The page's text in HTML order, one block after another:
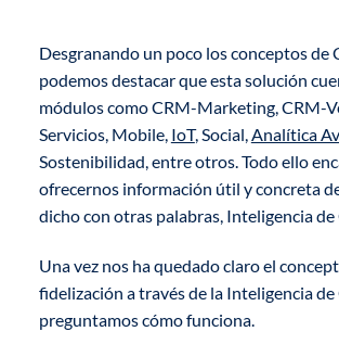
Desgranando un poco los conceptos de
podemos destacar que esta solución
módulos como CRM-Marketing, CRM-
Servicios, Mobile, IoT, Social,Analítica
Sostenibilidad, entre otros. Todo ello
ofrecernos información útil y concreta
dicho con otras palabras, Inteligencia
Una vez nos ha quedado claro el
fidelización a través de la Inteligencia
preguntamos cómo funciona.